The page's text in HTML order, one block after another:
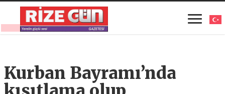
Kurban Bayramı’nda